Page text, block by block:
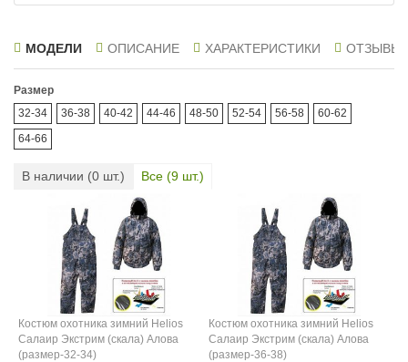
МОДЕЛИ ОПИСАНИЕ ХАРАКТЕРИСТИКИ ОТЗЫВЫ
Размер
32-34
36-38 40-42 44-46 48-50 52-54 56-58
60-62
64-66
В наличии (0 шт.) Все (9 шт.)
Костюм охотника зимний Helios
Салаир Экстрим (скала) Алова
(размер-32-34)
Костюм охотника зимний Helios
Салаир Экстрим (скала) Алова
(размер-36-38)